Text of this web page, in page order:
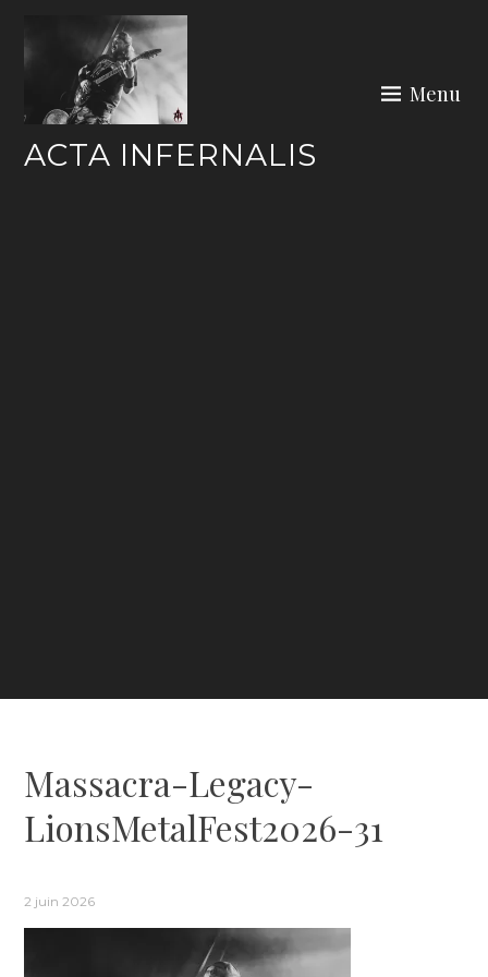
ACTA INFERNALIS
Menu
Massacra-Legacy-
LionsMetalFest2026-31
2 juin 2026